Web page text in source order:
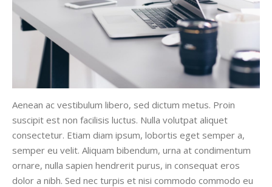
Aenean ac vestibulum libero, sed dictum metus. Proin
suscipit est non facilisis luctus. Nulla volutpat aliquet
consectetur. Etiam diam ipsum, lobortis eget semper a,
semper eu velit. Aliquam bibendum, urna at condimentum
ornare, nulla sapien hendrerit purus, in consequat eros
dolor a nibh. Sed nec turpis et nisi commodo commodo eu